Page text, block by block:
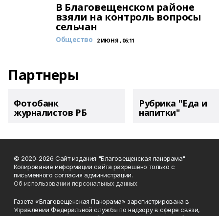
В Благовещенском районе
взяли на контроль вопросы
сельчан
Общество 2 ИЮНЯ , 06:11
Партнеры
Фотобанк
журналистов РБ
Рубрика "Еда и
напитки"
© 2020-2026 Сайт издания "Благовещенская панорама"
Копирование информации сайта разрешено только с
письменного согласия администрации.
Об использовании персональных данных
Газета «Благовещенская Панорама» зарегистрирована в
Управлении Федеральной службы по надзору в сфере связи,